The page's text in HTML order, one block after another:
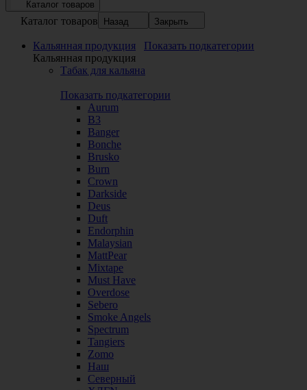
Каталог товаров
Каталог товаров Назад Закрыть
Кальянная продукция
Показать подкатегории
Кальянная продукция
Табак для кальяна
Показать подкатегории
Aurum
B3
Banger
Bonche
Brusko
Burn
Crown
Darkside
Deus
Duft
Endorphin
Malaysian
MattPear
Mixtape
Must Have
Overdose
Sebero
Smoke Angels
Spectrum
Tangiers
Zomo
Наш
Северный